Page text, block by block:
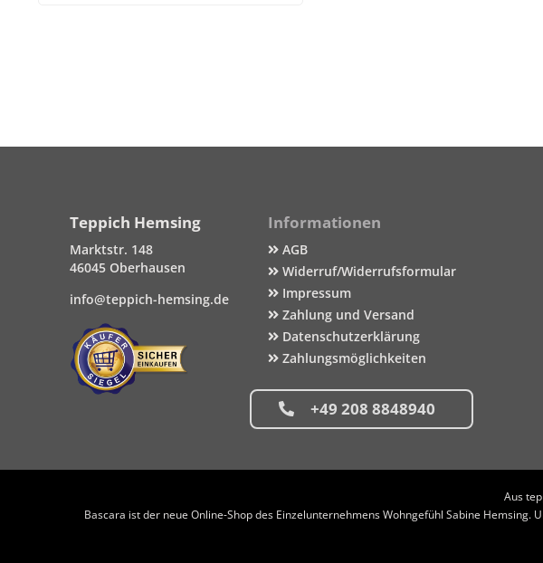
Teppich Hemsing
Marktstr. 148
46045 Oberhausen
info@teppich-hemsing.de
Informationen
AGB
Widerruf/Widerrufsformular
Impressum
Zahlung und Versand
Datenschutzerklärung
Zahlungsmöglichkeiten
+49 208 8848940
Aus
Bascara ist der neue Online-Shop des Einzelunternehmens Wohngefühl Sabine